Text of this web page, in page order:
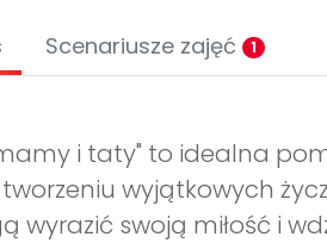
Scenariusze zajęć 1
i taty" to idealna
wyjątkowych
wyrazić swoją miłość i